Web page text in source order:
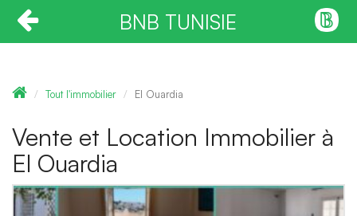
BNB TUNISIE
Tout l'immobilier El Ouardia
Vente et Location Immobilier à
El Ouardia